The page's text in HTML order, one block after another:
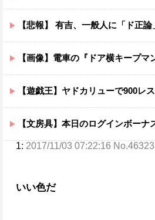
【悲報】 有吉、一般人に「ド正論」を叩
【画像】電車の『ドア横キープ
【遊戯王】ヤドカリューで900レ
【文房具】本日のログインボーナ
1: 2017/11/03 07:22:16
いい色だ